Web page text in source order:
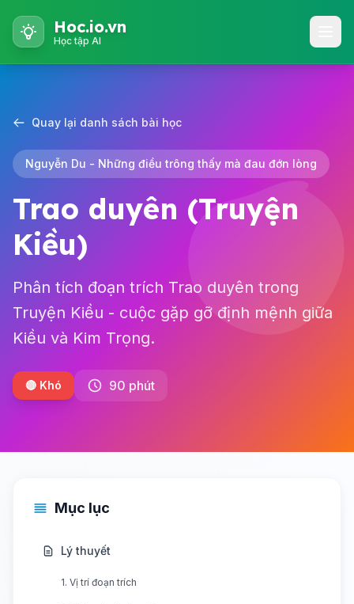
Hoc.io.vn
Học tập AI
Quay lại danh sách bài học
Nguyễn Du - Những điều trông thấy mà đau đớn lòng
Trao duyên (Truyện
Kiều)
Phân tích đoạn trích Trao duyên trong
Truyện Kiều - cuộc gặp gỡ định mệnh giữa
Kiều và Kim Trọng.
🔴 Khó 90 phút
Mục lục
Lý thuyết
1. Vị trí đoạn trích